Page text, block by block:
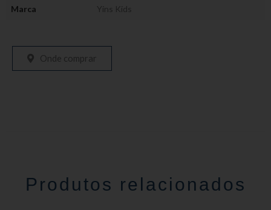
Marca Yins Kids
Onde comprar
Produtos relacionados